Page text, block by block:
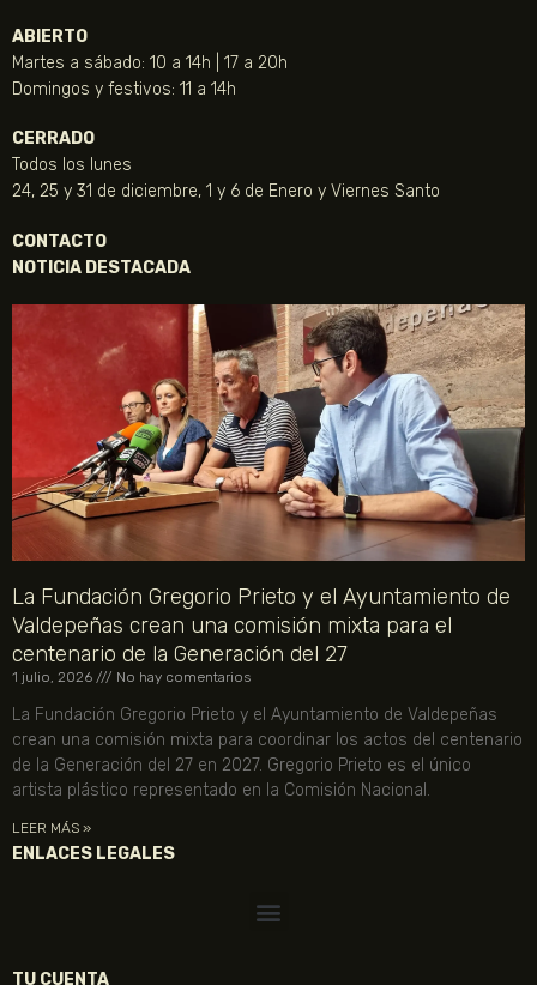
ABIERTO
Martes a sábado: 10 a 14h | 17 a 20h
Domingos y festivos: 11 a 14h
CERRADO
Todos los lunes
24, 25 y 31 de diciembre, 1 y 6 de Enero y Viernes Santo
CONTACTO
NOTICIA DESTACADA
La Fundación Gregorio Prieto y el Ayuntamiento de
Valdepeñas crean una comisión mixta para el
centenario de la Generación del 27
1 julio, 2026 No hay comentarios
La Fundación Gregorio Prieto y el Ayuntamiento de Valdepeñas
crean una comisión mixta para coordinar los actos del centenario
de la Generación del 27 en 2027. Gregorio Prieto es el único
artista plástico representado en la Comisión Nacional.
LEER MÁS »
ENLACES LEGALES
TU CUENTA